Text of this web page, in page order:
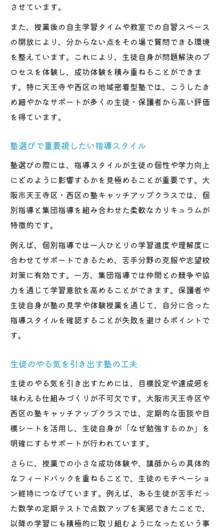
させています。
また、授業後の自主学習タイムや教室での自習スペース
の開放により、分からない点をその場で質問できる環境
を整えています。これにより、生徒自身が問題解決のプ
ロセスを体験し、成功体験を積み重ねることができま
す。特に天王寺や西区の地域密着型塾では、こうしたき
め細やかなサポートが多くの生徒・保護者から高い評価
を得ています。
塾選びで重要視したい指導スタイル
塾選びの際には、指導スタイルが生徒の個性や学力向上
にどのように影響するかを見極めることが重要です。大
阪市天王寺区・西区の塾キャッチアップクラスでは、個
別指導と集団指導を組み合わせた柔軟なカリキュラムが
特徴的です。
例えば、個別指導では一人ひとりの学習進度や理解度に
合わせてサポートできるため、苦手分野の克服や志望校
対策に有効です。一方、集団指導では仲間との競争や協
力を通じて学習意欲を高めることができます。保護者や
生徒自身が塾の見学や体験授業を通じて、自分に合った
指導スタイルを確認することが失敗を避けるポイントで
す。
生徒のやる気を引き出す塾の工夫
生徒のやる気を引き出すためには、目標設定や達成感を
味わえる仕組みづくりが不可欠です。大阪市天王寺区や
西区の塾キャッチアップクラスでは、定期的な面談や目
標シートを活用し、生徒自身が「なぜ勉強するのか」を
明確にするサポートが行われています。
さらに、授業での小さな成功体験や、講師からの具体的
なフィードバックを重ねることで、生徒のモチベーショ
ン維持につなげています。例えば、ある生徒が苦手だっ
た数学の定期テストで点数アップを実感できたことで、
以降の学習にも積極的に取り組むようになったという事